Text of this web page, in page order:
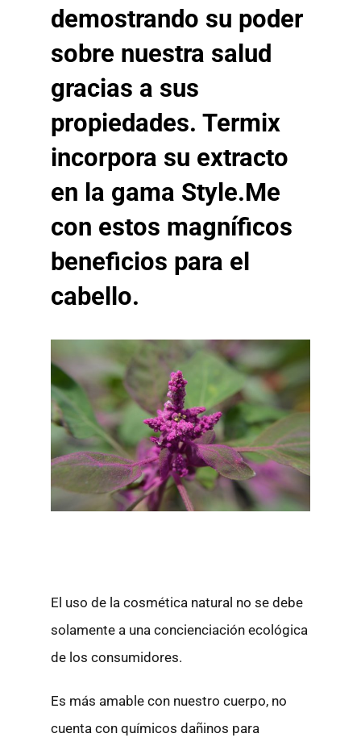
demostrando su poder
sobre nuestra salud
gracias a sus
propiedades. Termix
incorpora su extracto
en la gama Style.Me
con estos magníficos
beneficios para el
cabello.
El uso de la cosmética natural no se debe
solamente a una concienciación ecológica
de los consumidores.
Es más amable con nuestro cuerpo, no
cuenta con químicos dañinos para